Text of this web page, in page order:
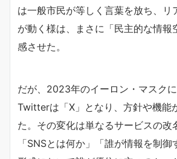
は一般市民が等しく言葉を放ち、リ
が動く様は、まさに「民主的な情報
感させた。
だが、2023年のイーロン・マスクに
Twitterは「X」となり、方針や機能
た。その変化は単なるサービスの改
「SNSとは何か」「誰が情報を制